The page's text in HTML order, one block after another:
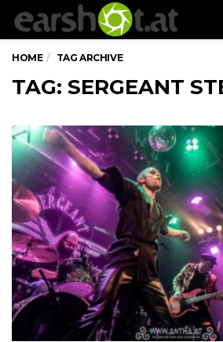
HOME TAG ARCHIVE
TAG: SERGEANT